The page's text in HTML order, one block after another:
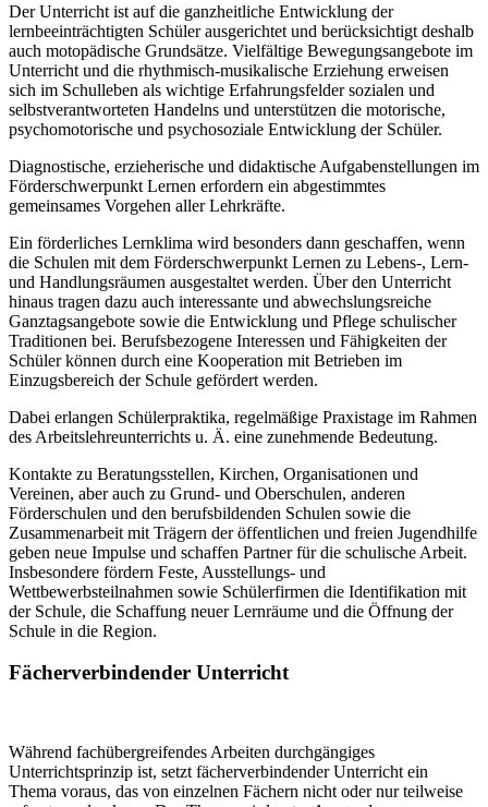
Der Unterricht ist auf die ganzheitliche Entwicklung der
lernbeeinträchtigten Schüler ausgerichtet und berücksichtigt deshalb
auch motopädische Grundsätze. Vielfältige Bewegungsangebote im
Unterricht und die rhythmisch-musikalische Erziehung erweisen
sich im Schulleben als wichtige Erfahrungsfelder sozialen und
selbstverantworteten Handelns und unterstützen die motorische,
psychomotorische und psychosoziale Entwicklung der Schüler.
Diagnostische, erzieherische und didaktische Aufgabenstellungen im
Förderschwerpunkt Lernen erfordern ein abgestimmtes
gemeinsames Vorgehen aller Lehrkräfte.
Ein förderliches Lernklima wird besonders dann geschaffen, wenn
die Schulen mit dem Förderschwerpunkt Lernen zu Lebens-, Lern-
und Handlungsräumen ausgestaltet werden. Über den Unterricht
hinaus tragen dazu auch interessante und abwechslungsreiche
Ganztagsangebote sowie die Entwicklung und Pflege schulischer
Traditionen bei. Berufsbezogene Interessen und Fähigkeiten der
Schüler können durch eine Kooperation mit Betrieben im
Einzugsbereich der Schule gefördert werden.
Dabei erlangen Schülerpraktika, regelmäßige Praxistage im Rahmen
des Arbeitslehreunterrichts u. Ä. eine zunehmende Bedeutung.
Kontakte zu Beratungsstellen, Kirchen, Organisationen und
Vereinen, aber auch zu Grund- und Oberschulen, anderen
Förderschulen und den berufsbildenden Schulen sowie die
Zusammenarbeit mit Trägern der öffentlichen und freien Jugendhilfe
geben neue Impulse und schaffen Partner für die schulische Arbeit.
Insbesondere fördern Feste, Ausstellungs- und
Wettbewerbsteilnahmen sowie Schülerfirmen die Identifikation mit
der Schule, die Schaffung neuer Lernräume und die Öffnung der
Schule in die Region.
Fächerverbindender Unterricht
Während fachübergreifendes Arbeiten durchgängiges
Unterrichtsprinzip ist, setzt fächerverbindender Unterricht ein
Thema voraus, das von einzelnen Fächern nicht oder nur teilweise